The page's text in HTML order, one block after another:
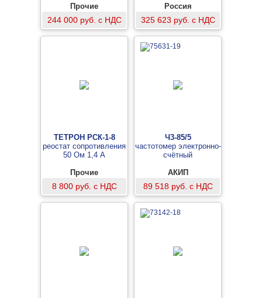
Прочие
244 000 руб. с НДС
Россия
325 623 руб. с НДС
ТЕТРОН РСК-1-8
реостат сопротивления
50 Ом 1,4 А
Прочие
8 800 руб. с НДС
Ч3-85/5
частотомер электронно-
счётный
АКИП
89 518 руб. с НДС